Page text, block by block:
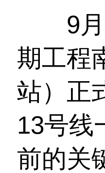
9月
期工程
站）正
13号线
前的关